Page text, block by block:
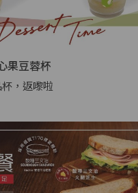
果豆蓉杯
，返嚟啦